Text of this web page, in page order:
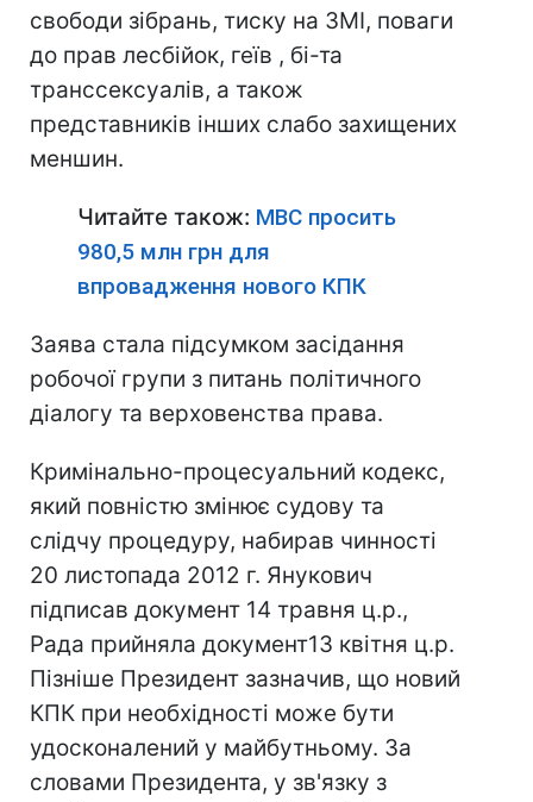
свободи зібрань, тиску на ЗМІ, поваги
до прав лесбійок, геїв , бі-та
транссексуалів, а також
представників інших слабо захищених
меншин.
Читайте також: МВС просить
980,5 млн грн для
впровадження нового КПК
Заява стала підсумком засідання
робочої групи з питань політичного
діалогу та верховенства права.
Кримінально-процесуальний кодекс,
який повністю змінює судову та
слідчу процедуру, набирав чинності
20 листопада 2012 г. Янукович
підписав документ 14 травня ц.р.,
Рада прийняла документ13 квітня ц.р.
Пізніше Президент зазначив, що новий
КПК при необхідності може бути
удосконалений у майбутньому. За
словами Президента, у зв'язку з